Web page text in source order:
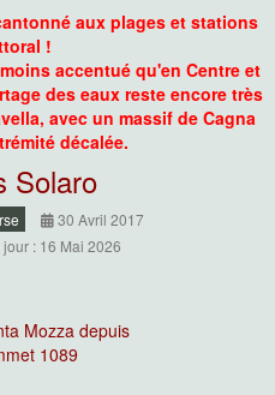
aux plages et stations
!
accentué qu'en Centre et
des eaux reste encore très
avec un massif de Cagna
décalée.
Solaro
30 Avril 2017
jour : 16 Mai 2026